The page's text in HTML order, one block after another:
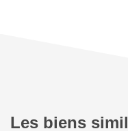
Les biens